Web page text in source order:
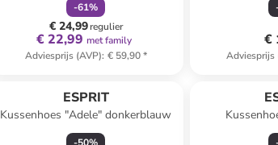
-61%
€ 24,99regulier
€ 22,99 met family
Adviesprijs (AVP): € 59,90*
€
Adviesprijs
ESPRIT
Kussenhoes "Adele" donkerblauw